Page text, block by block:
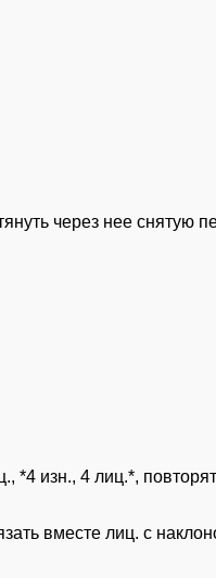
через нее снятую
изн., 4 лиц.*,
вместе лиц. с